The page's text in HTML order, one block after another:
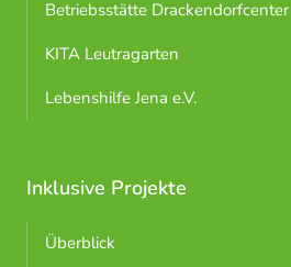
Betriebsstätte Drackendorfcenter
KITA Leutragarten
Lebenshilfe Jena e.V.
Inklusive Projekte
Überblick